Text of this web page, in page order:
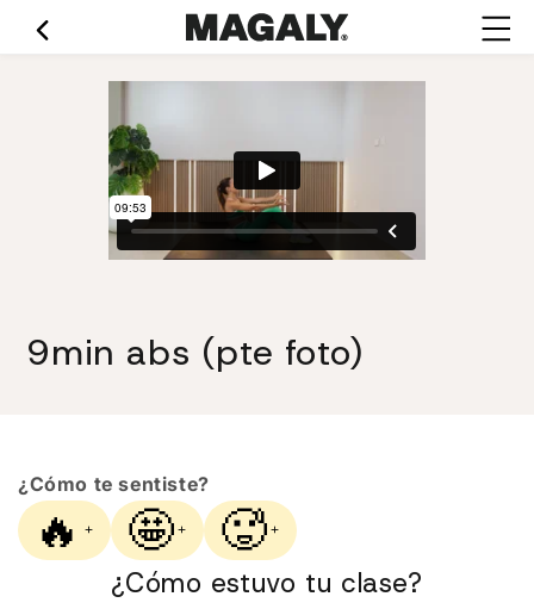
directamente
al contenido
9min abs (pte foto)
¿Cómo te sentiste?
🔥 + 🤩 + 🥵 +
¿Cómo estuvo tu clase?